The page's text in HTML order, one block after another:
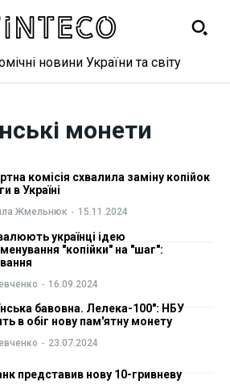
новини України та світу
монети
комісія схвалила заміну копійок
в Україні
Жмельнюк - 15.11.2024
українці ідею
"копійки" на "шаг":
- 16.09.2024
бавовна. Лелека-100": НБУ
в обіг нову пам'ятну монету
- 23.07.2024
представив нову 10-гривневу